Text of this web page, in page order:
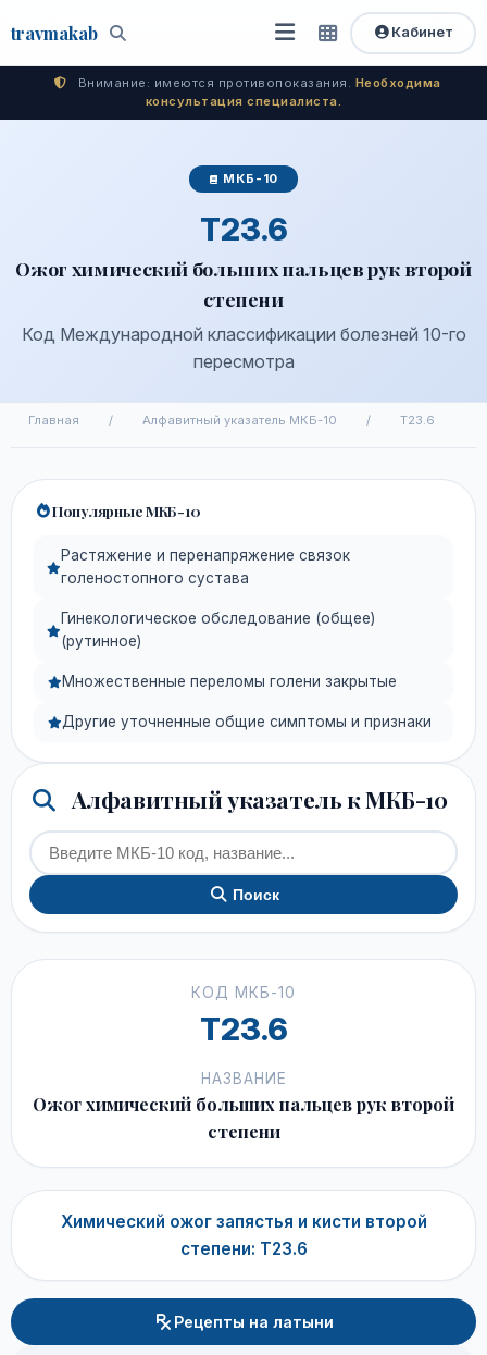
travmakab Поиск
Открыть
меню
Быстрый
доступ
Кабинет
Внимание: имеются противопоказания. Необходима
консультация специалиста.
МКБ-10
T23.6
Ожог химический больших пальцев рук второй
степени
Код Международной классификации болезней 10-го
пересмотра
Главная / Алфавитный указатель МКБ-10 / T23.6
Популярные МКБ-10
Растяжение и перенапряжение связок
голеностопного сустава
Гинекологическое обследование (общее)
(рутинное)
Множественные переломы голени закрытые
Другие уточненные общие симптомы и признаки
Алфавитный указатель к МКБ-10
Поиск
КОД МКБ-10
T23.6
НАЗВАНИЕ
Ожог химический больших пальцев рук второй
степени
Химический ожог запястья и кисти второй
степени: T23.6
Рецепты на латыни